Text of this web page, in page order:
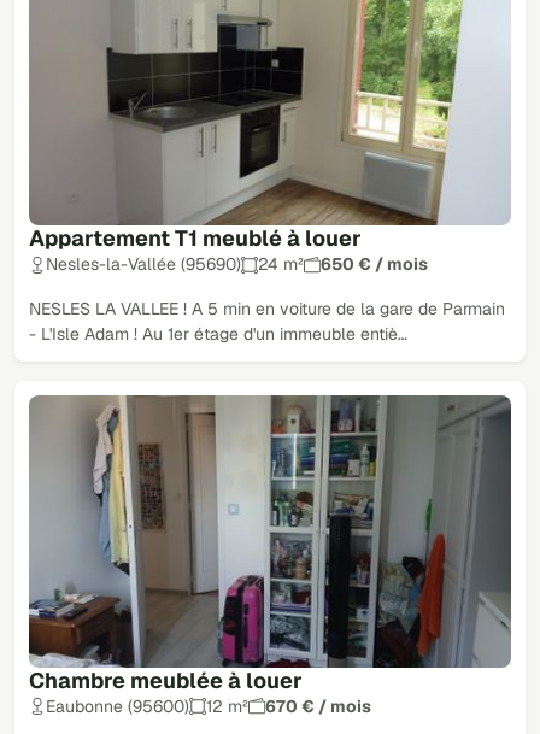
Appartement T1 meublé à louer
Nesles-la-Vallée (95690) 24 m² 650 € / mois
NESLES LA VALLEE ! A 5 min en voiture de la gare de Parmain
- L'Isle Adam ! Au 1er étage d'un immeuble entiè…
Chambre meublée à louer
Eaubonne (95600) 12 m² 670 € / mois